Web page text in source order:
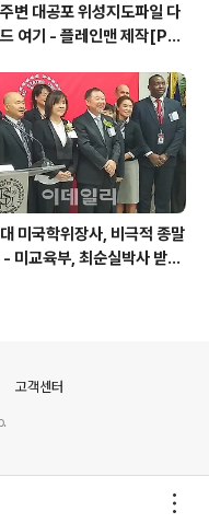
변 대공포 위성지도파일 다
여기 - 플레인맨 제작[PL
미국학위장사, 비극적 종말
- 미교육부, 최순실박사 받은
고객센터